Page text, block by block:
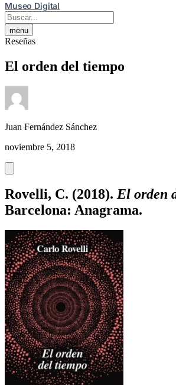
Museo Digital
menu
Reseñas
El orden del tiempo
Juan Fernández Sánchez
noviembre 5, 2018
Rovelli, C. (2018). El orden
Barcelona: Anagrama.